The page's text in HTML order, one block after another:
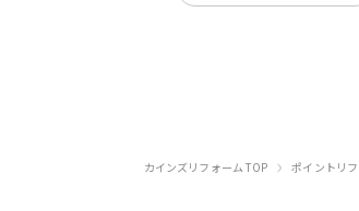
カインズリフォーム TOP › ポイントリ